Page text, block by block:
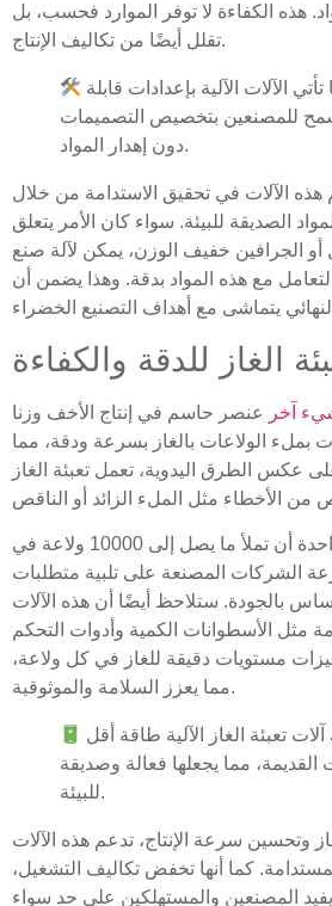
هذه الكفاءة لا توفر الموارد فحسب، بل
تقلل أيضًا من تكاليف الإنتاج.
تأتي الآلات الآلية بإعدادات قابلة
للمصنعين بتخصيص التصميمات
دون إهدار المواد.
هذه الآلات في تحقيق الاستدامة من خلال
الصديقة للبيئة. سواء كان الأمر يتعلق
أو الجرافين خفيف الوزن، يمكن لآلة صنع
التعامل مع هذه المواد بدقة. وهذا يضمن أن
الغاز للدقة والكفاءة
آخر
عنصر حاسم في إنتاج الأخف وزنا
بملء الولاعات بالغاز بسرعة ودقة، مما
عكس الطرق اليدوية، تعمل تعبئة الغاز
يمكن لآلة تعبئة الغاز الواحدة أن تملأ ما يصل إلى 10000 ولاعة في
الشركات المصنعة على تلبية متطلبات
بالجودة. ستلاحظ أيضًا أن هذه الآلات
مثل الأسطوانات الكمية وأدوات التحكم
مستويات دقيقة للغاز في كل ولاعة،
مما يعزز السلامة والموثوقية.
تعبئة الغاز الآلية طاقة أقل
القديمة، مما يجعلها فعالة وصديقة
للبيئة.
وتحسين سرعة الإنتاج، تدعم هذه الآلات
كما أنها تخفض تكاليف التشغيل،